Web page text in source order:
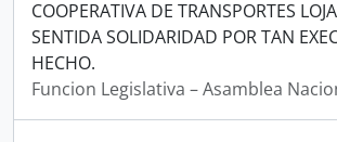
COOPERATIVA DE TRANSPORTES
SENTIDA SOLIDARIDAD POR TAN
HECHO.
Funcion Legislativa – Asamblea